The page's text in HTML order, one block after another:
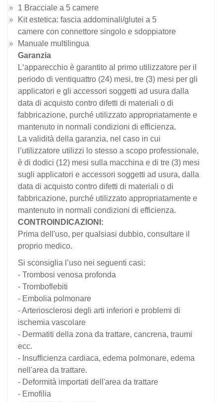
1 Bracciale a 5 camere
Kit estetica: fascia addominali/glutei a 5
camere con connettore singolo e sdoppiatore
Manuale multilingua
Garanzia
L‘apparecchio è garantito al primo utilizzatore per il
periodo di ventiquattro (24) mesi, tre (3) mesi per gli
applicatori e gli accessori soggetti ad usura dalla
data di acquisto contro difetti di materiali o di
fabbricazione, purché utilizzato appropriatamente e
mantenuto in normali condizioni di efficienza.
La validità della garanzia, nel caso in cui
l’utilizzatore utilizzi lo stesso a scopo professionale,
è di dodici (12) mesi sulla macchina e di tre (3) mesi
sugli applicatori e accessori soggetti ad usura, dalla
data di acquisto contro difetti di materiali o di
fabbricazione, purché utilizzato appropriatamente e
mantenuto in normali condizioni di efficienza.
CONTROINDICAZIONI:
Prima dell'uso, per qualsiasi dubbio, consultare il
proprio medico.
Si sconsiglia l’uso nei seguenti casi:
- Trombosi venosa profonda
- Tromboflebiti
- Embolia polmonare
- Arteriosclerosi degli arti inferiori e problemi di
ischemia vascolare
- Dermatiti della zona da trattare, cancrena, traumi
ecc.
- Insufficienza cardiaca, edema polmonare, edema
nell'area da trattare.
- Deformità importati dell'area da trattare
- Emofilia